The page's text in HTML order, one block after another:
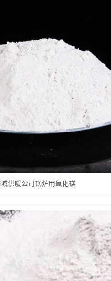
城供暖公司锅炉用氧化镁